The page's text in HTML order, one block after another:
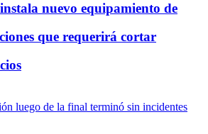
nuevo equipamiento de
que requerirá cortar